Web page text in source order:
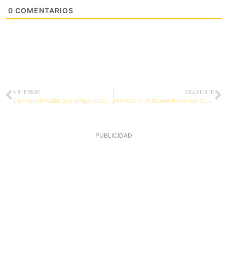
0 COMENTARIOS
ANTERIOR
Oficinas habilitadas para la Regularización Extraordinaria 2026
SIGUIENTE
Modificación de Razones Humanitarias: preguntas frecuentes tras el fin de las renovaciones
PUBLICIDAD